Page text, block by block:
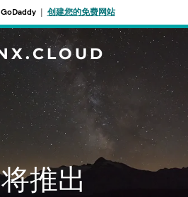
GoDaddy| 创建您的免费网站
推出